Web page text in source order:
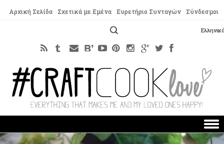
Αρχική Σελίδα Σχετικά με Εμένα Ευρετήριο Συνταγών Σύνδεσμοι
Αναζήτηση
Skip to content